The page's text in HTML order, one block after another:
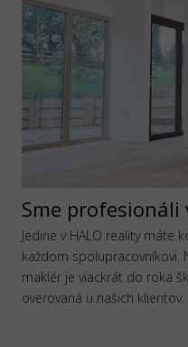
Sme profesionáli
Jedine v HALO reality máte
každom spolupracovníkovi.
maklér je viackrát do roka
overovaná u našich klientov.